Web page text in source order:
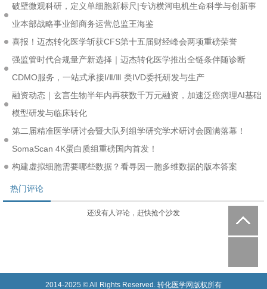
破壁微观科研，定义单细胞新标尺|专访横河电机生命科学与创新事
业本部战略事业部商务运营总监王海鉴
喜报！迈杰转化医学斩获CFS第十五届财经峰会两项重磅荣誉
强监管时代合规量产新选择｜迈杰转化医学推出全链条伴随诊断
CDMO服务，一站式承接Ⅰ/Ⅱ/Ⅲ 类IVD委托研发与生产
融资动态｜玄言生物半年内再获数千万元融资，加速泛癌病理AI基础
模型研发与临床转化
第二届精准医学研讨会暨大队列组学研究学术研讨会圆满落幕！
SomaScan 4K蛋白质组重磅国内首发！
构建虚拟细胞需要哪些数据？看寻因一胞多维数据的版本答案
热门评论
还没有人评论，赶快抢个沙发
2014-2025 © All Rights Reserved. 转化医学网版权所有